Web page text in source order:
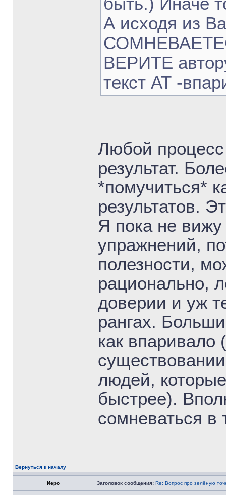
А исходя из
ВЕРИТЕ
текст АТ -
Любой процесс
результат.
*помучиться*
результатов.
Я пока не вижу
упражнений,
полезности,
рационально,
доверии и уж
рангах.
как впаривало
людей,
быстрее).
сомневаться в
Вернуться к началу
Иеро Заголовок сообщения: Re: Вопрос про зелёную